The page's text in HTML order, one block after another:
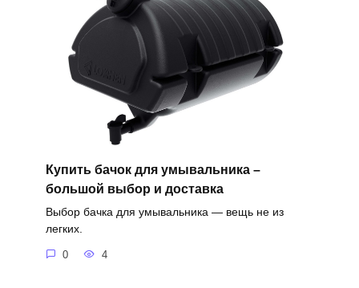
Купить бачок для умывальника –
большой выбор и доставка
Выбор бачка для умывальника — вещь не из
легких.
0 4